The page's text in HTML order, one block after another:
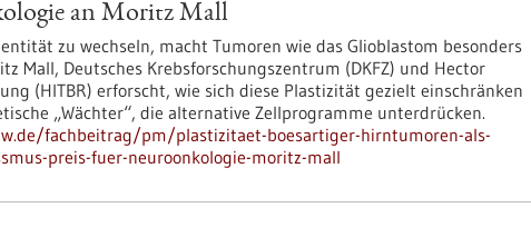
an Moritz Mall
zu wechseln, macht Tumoren wie das Glioblastom besonders
Mall, Deutsches Krebsforschungszentrum (DKFZ) und Hector
(HITBR) erforscht, wie sich diese Plastizität gezielt einschränken
„Wächter“, die alternative Zellprogramme unterdrücken.
fachbeitrag/pm/plastizitaet-boesartiger-hirntumoren-als-
preis-fuer-neuroonkologie-moritz-mall